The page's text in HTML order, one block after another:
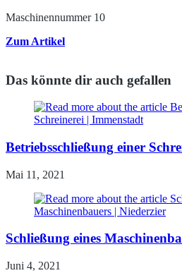
Maschinennummer 10
Zum Artikel
Das könnte dir auch gefallen
Betriebsschließung einer
Mai 11, 2021
Schließung eines
Juni 4, 2021